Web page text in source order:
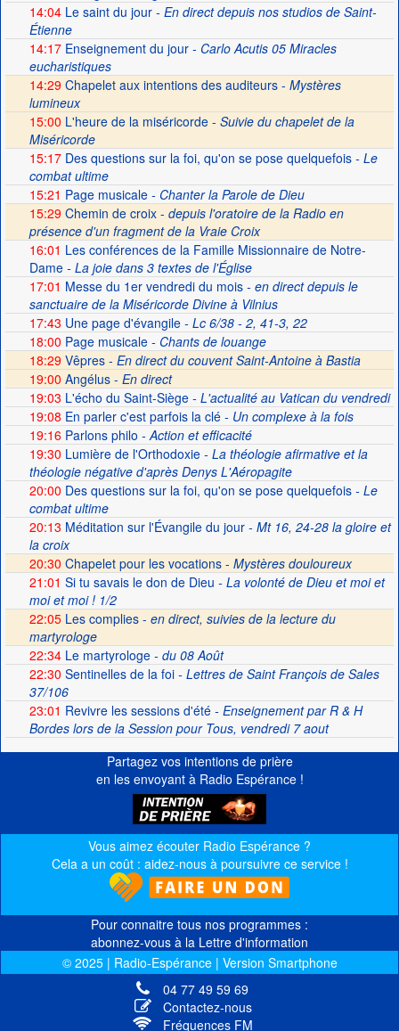
14:04Le saint du jour- En direct depuis nos studios de Saint-
Étienne
14:17Enseignement du jour- Carlo Acutis 05 Miracles
eucharistiques
14:29 Chapelet aux intentions des auditeurs - Mystères
lumineux
15:00 L'heure de la miséricorde - Suivie du chapelet de la
Miséricorde
15:17Des questions sur la foi, qu'on se pose quelquefois- Le
combat ultime
15:21 Page musicale- Chanter la Parole de Dieu
15:29 Chemin de croix - depuis l'oratoire de la Radio en
présence d'un fragment de la Vraie Croix
16:01 Les conférences de la Famille Missionnaire de Notre-
Dame- La joie dans 3 textes de l'Église
17:01 Messe du 1er vendredi du mois- en direct depuis le
sanctuaire de la Miséricorde Divine à Vilnius
17:43 Une page d'évangile- Lc 6/38 - 2, 41-3, 22
18:00 Page musicale- Chants de louange
18:29 Vêpres - En direct du couvent Saint-Antoine à Bastia
19:00 Angélus - En direct
19:03 L'écho du Saint-Siège- L'actualité au Vatican du vendredi
19:08 En parler c'est parfois la clé- Un complexe à la fois
19:16Parlons philo - Action et efficacité
19:30 Lumière de l'Orthodoxie- La théologie afirmative et la
théologie négative d'après Denys L'Aéropagite
20:00 Des questions sur la foi, qu'on se pose quelquefois- Le
combat ultime
20:13 Méditation sur l'Évangile du jour- Mt 16, 24-28 la gloire et
la croix
20:30 Chapelet pour les vocations - Mystères douloureux
21:01 Si tu savais le don de Dieu - La volonté de Dieu et moi et
moi et moi ! 1/2
22:05Les complies - en direct, suivies de la lecture du
martyrologe
22:34Le martyrologe- du 08 Août
22:30 Sentinelles de la foi- Lettres de Saint François de Sales
37/106
23:01 Revivre les sessions d'été- Enseignement par R & H
Bordes lors de la Session pour Tous, vendredi 7 aout
Partagez vos intentions de prière
en les envoyant à Radio Espérance !
Vous aimez écouter Radio Espérance ?
Cela a un coût : aidez-nous à poursuivre ce service !
Pour connaitre tous nos programmes :
abonnez-vous à la Lettre d'information
© 2025 | Radio-Espérance | Version Smartphone
04 77 49 59 69
Contactez-nous
Fréquences FM